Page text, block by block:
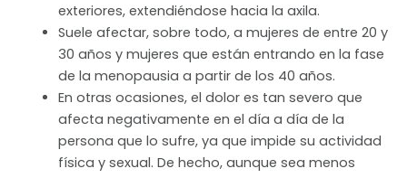
exteriores, extendiéndose hacia la axila.
Suele afectar, sobre todo, a mujeres de entre 20 y
30 años y mujeres que están entrando en la fase
de la menopausia a partir de los 40 años.
En otras ocasiones, el dolor es tan severo que
afecta negativamente en el día a día de la
persona que lo sufre, ya que impide su actividad
física y sexual. De hecho, aunque sea menos